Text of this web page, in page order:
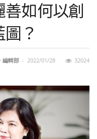
善如何以創
？
編輯部 - 2022/01/28 32024